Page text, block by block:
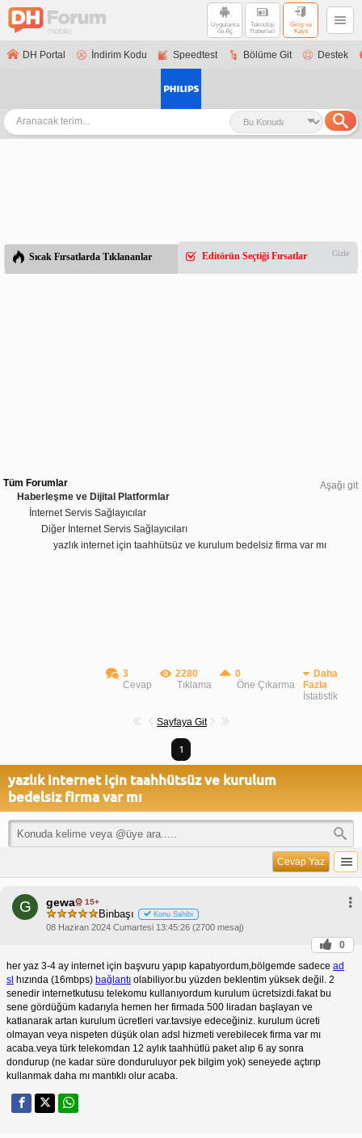
Uygulama
ile Aç
Teknoloji
Haberleri
Giriş ve
Kayıt
DH Portal İndirim Kodu Speedtest Bölüme Git Destek
Sıcak Fırsatlarda Tıklananlar Editörün Seçtiği Fırsatlar Gizle
Aşağı git
Tüm Forumlar
Haberleşme ve Dijital Platformlar
İnternet Servis Sağlayıcılar
Diğer İnternet Servis Sağlayıcıları
yazlık internet için taahhütsüz ve kurulum bedelsiz firma var mı
3
Cevap
2280
Tıklama
0
Öne Çıkarma
Daha
Fazla
İstatistik
Sayfaya Git
1
yazlık internet için taahhütsüz ve kurulum
bedelsiz firma var mı
Cevap Yaz
G gewa 15+
Binbaşı Konu Sahibi
08 Haziran 2024 Cumartesi 13:45:26 (2700 mesaj)
0
her yaz 3-4 ay internet için başvuru yapıp kapatıyordum,bölgemde sadece ad
sl hızında (16mbps) bağlantı olabiliyor.bu yüzden beklentim yüksek değil. 2
senedir internetkutusu telekomu kullanıyordum kurulum ücretsizdi.fakat bu
sene gördüğüm kadarıyla hemen her firmada 500 liradan başlayan ve
katlanarak artan kurulum ücretleri var.tavsiye edeceğiniz. kurulum ücreti
olmayan veya nispeten düşük olan adsl hizmeti verebilecek firma var mı
acaba.veya türk telekomdan 12 aylık taahhütlü paket alıp 6 ay sonra
dondurup (ne kadar süre donduruluyor pek bilgim yok) seneyede açtırıp
kullanmak daha mı mantıklı olur acaba.